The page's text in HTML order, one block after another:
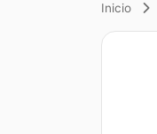
Inicio